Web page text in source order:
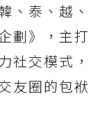
、泰、越、
劃》，主打
社交模式，
友圈的包袱